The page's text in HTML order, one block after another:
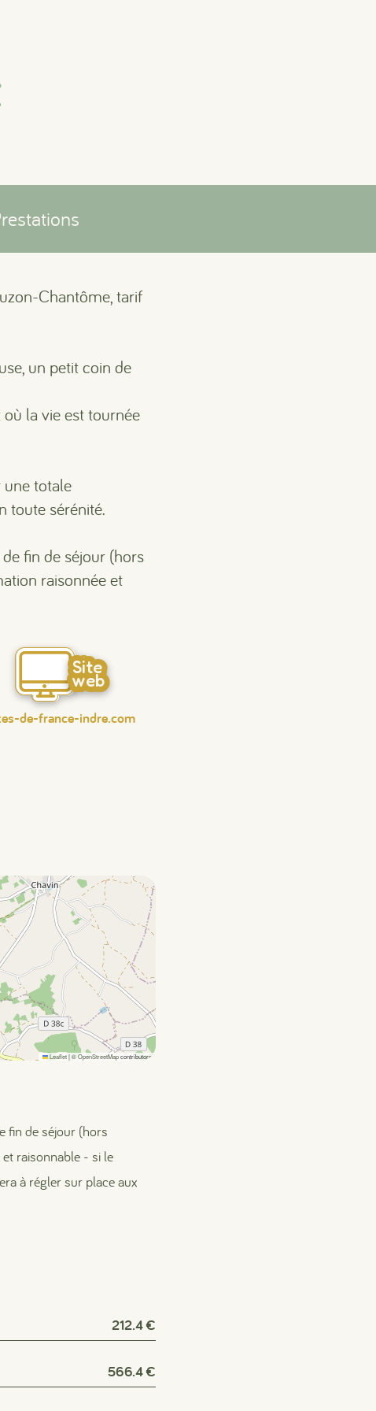
Chantôme, tarif
un petit coin de
la vie est tournée
une totale
toute sérénité.
fin de séjour (hors
raisonnée et
Site
web
de-france-indre.com
Leaflet|©OpenStreetMapcontributors
fin de séjour (hors
raisonnable - si le
à régler sur place aux
212.4 €
566.4 €